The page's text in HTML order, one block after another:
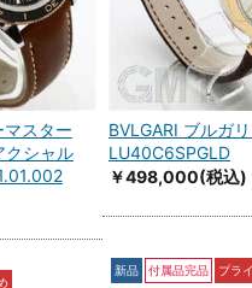
マスター
クシャル
BVLGARI ブルガ
LU40C6SPGLD
￥498,000(税込)
新品 付属品完品 プラ